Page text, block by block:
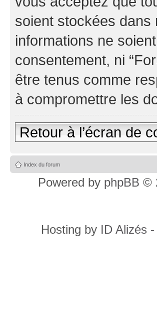
soient stockées dans
informations ne
consentement, ni
être tenus comme
à compromettre les
Retour à l’écran de
Index du forum
Powered by phpBB ©
Hosting by ID Alizés